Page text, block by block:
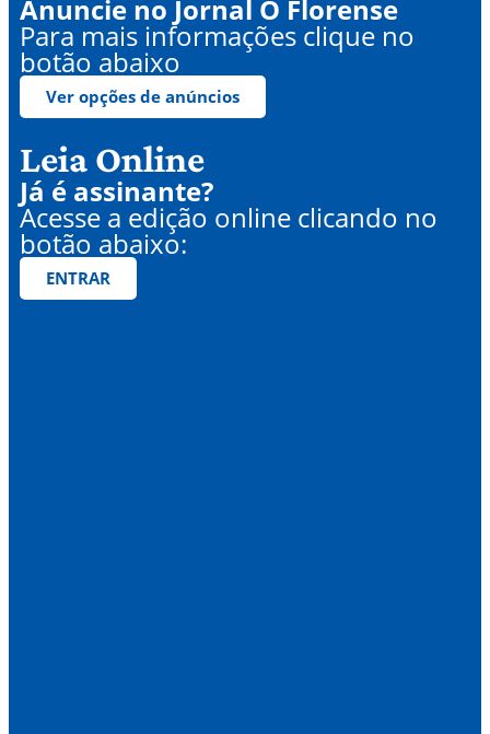
Anuncie no Jornal O Florense
Para mais informações clique no
botão abaixo
Ver opções de anúncios
Leia Online
Já é assinante?
Acesse a edição online clicando no
botão abaixo:
ENTRAR